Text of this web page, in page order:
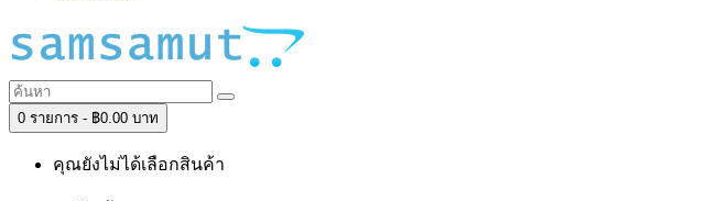
0 รายการ - ฿0.00 บาท
คุณยังไม่ได้เลือกสินค้า